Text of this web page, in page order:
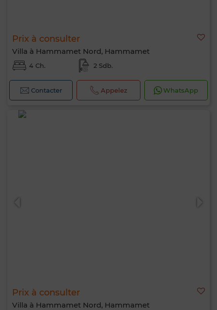
Prix à consulter
Villa à Hammamet Nord, Hammamet
4 Ch. 2 Sdb.
Contacter Appelez WhatsApp
Prix à consulter
Villa à Hammamet Nord, Hammamet